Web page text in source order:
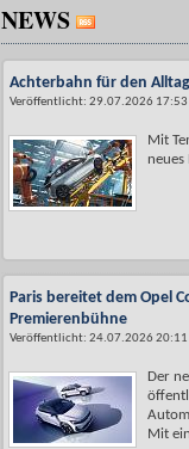
NEWS
Achterbahn für den
Veröffentlicht: 29.07.2026 17:53
Mit
neues
Paris bereitet dem Opel
Premierenbühne
Veröffentlicht: 24.07.2026 20:11
Der
Mit